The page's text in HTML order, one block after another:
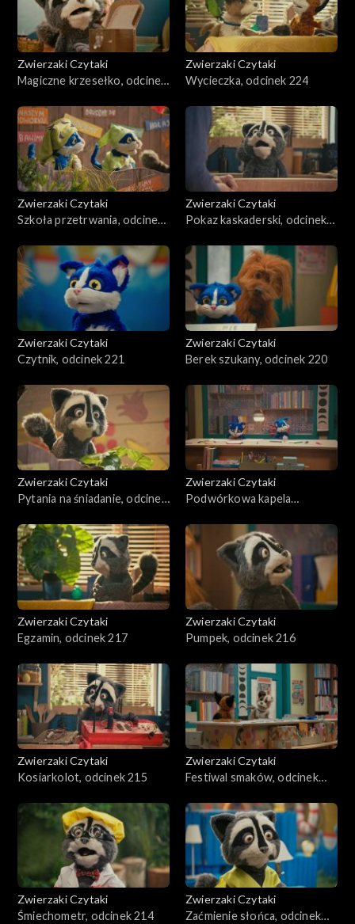
Zwierzaki Czytaki
Magiczne krzesełko, odcinek
Zwierzaki Czytaki
Wycieczka, odcinek 224
Zwierzaki Czytaki
Szkoła przetrwania, odcinek
Zwierzaki Czytaki
Pokaz kaskaderski, odcinek
Zwierzaki Czytaki
Czytnik, odcinek 221
Zwierzaki Czytaki
Berek szukany, odcinek 220
Zwierzaki Czytaki
Pytania na śniadanie, odcinek
Zwierzaki Czytaki
Podwórkowa kapela
Zwierzaki Czytaki
Egzamin, odcinek 217
Zwierzaki Czytaki
Pumpek, odcinek 216
Zwierzaki Czytaki
Kosiarkolot, odcinek 215
Zwierzaki Czytaki
Festiwal smaków, odcinek
Zwierzaki Czytaki
Śmiechometr, odcinek 214
Zwierzaki Czytaki
Zaćmienie słońca, odcinek